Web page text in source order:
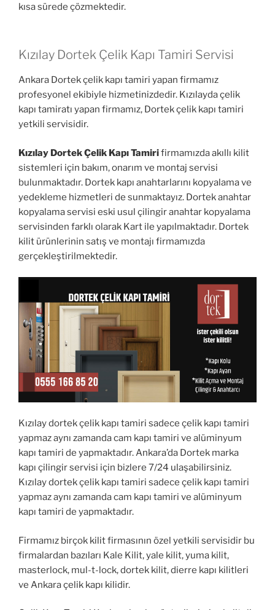
kısa sürede çözmektedir.
Kızılay Dortek Çelik Kapı Tamiri Servisi
Ankara Dortek çelik kapı tamiri yapan firmamız
profesyonel ekibiyle hizmetinizdedir. Kızılayda çelik
kapı tamiratı yapan firmamız, Dortek çelik kapı tamiri
yetkili servisidir.
Kızılay Dortek Çelik Kapı Tamirifirmamızda akıllı kilit
sistemleri için bakım, onarım ve montaj servisi
bulunmaktadır. Dortek kapı anahtarlarını kopyalama ve
yedekleme hizmetleri de sunmaktayız. Dortek anahtar
kopyalama servisi eski usul çilingir anahtar kopyalama
servisinden farklı olarak Kart ile yapılmaktadır. Dortek
kilit ürünlerinin satış ve montajı firmamızda
gerçekleştirilmektedir.
Kızılay dortek çelik kapı tamiri sadece çelik kapı tamiri
yapmaz aynı zamanda cam kapı tamiri ve alüminyum
kapı tamiri de yapmaktadır. Ankara’da Dortek marka
kapı çilingir servisi için bizlere 7/24 ulaşabilirsiniz.
Kızılay dortek çelik kapı tamiri sadece çelik kapı tamiri
yapmaz aynı zamanda cam kapı tamiri ve alüminyum
kapı tamiri de yapmaktadır.
Firmamız birçok kilit firmasının özel yetkili servisidir bu
firmalardan bazıları Kale Kilit, yale kilit, yuma kilit,
masterlock, mul-t-lock, dortek kilit, dierre kapı kilitleri
ve Ankara çelik kapı kilidir.